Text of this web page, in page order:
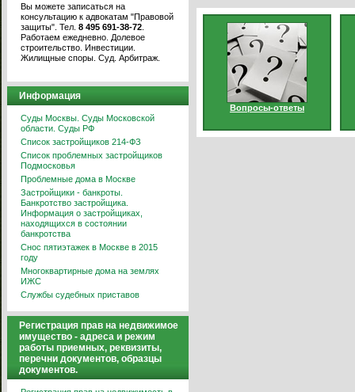
Вы можете записаться на
консультацию к адвокатам "Правовой
защиты". Тел. 8 495 691-38-72
Работаем ежедневно. Долевое
строительство. Инвестиции.
Жилищные споры. Суд. Арбитраж.
Информация
Суды Москвы. Суды Московской
области. Суды РФ
Список застройщиков 214-ФЗ
Список проблемных застройщиков
Подмосковья
Проблемные дома в Москве
Застройщики - банкроты.
Банкротство застройщика.
Информация о застройщиках,
находящихся в состоянии
банкротства
Снос пятиэтажек в Москве в 2015
году
Многоквартирные дома на землях
ИЖС
Службы судебных приставов
Регистрация прав на недвижимое
имущество - адреса и режим
работы приемных, реквизиты,
перечни документов, образцы
документов.
Вопросы-ответы